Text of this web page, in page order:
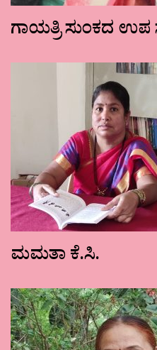
ಗಾಯತ್ರಿ ಸುಂಕದ ಉಪ
ಮಮತಾ ಕೆ.ಸಿ.